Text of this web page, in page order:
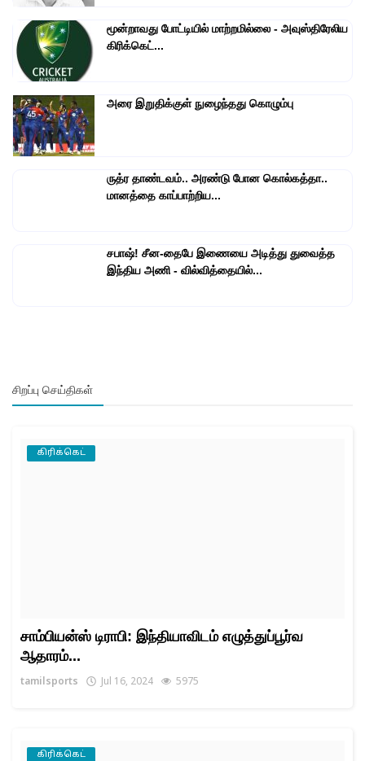
மூன்றாவது போட்டியில் மாற்றமில்லை - அவுஸ்திரேலிய
கிரிக்கெட்...
அரை இறுதிக்குள் நுழைந்தது கொழும்பு
ருத்ர தாண்டவம்.. அரண்டு போன கொல்கத்தா..
மானத்தை காப்பாற்றிய...
சபாஷ்! சீன-தைபே இணையை அடித்து துவைத்த
இந்திய அணி - வில்வித்தையில்...
சிறப்பு செய்திகள்
கிரிக்கெட்
சாம்பியன்ஸ் டிராபி: இந்தியாவிடம் எழுத்துப்பூர்வ
ஆதாரம்...
tamilsports Jul 16, 2024 5975
கிரிக்கெட்